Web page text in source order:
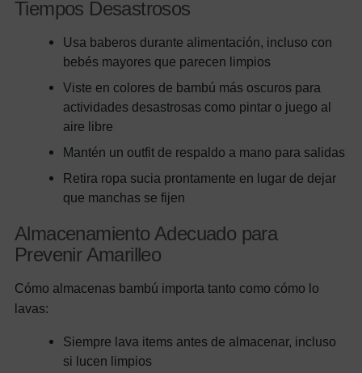
Tiempos Desastrosos
Usa baberos durante alimentación, incluso con
bebés mayores que parecen limpios
Viste en colores de bambú más oscuros para
actividades desastrosas como pintar o juego al
aire libre
Mantén un outfit de respaldo a mano para salidas
Retira ropa sucia prontamente en lugar de dejar
que manchas se fijen
Almacenamiento Adecuado para
Prevenir Amarilleo
Cómo almacenas bambú importa tanto como cómo lo
lavas:
Siempre lava items antes de almacenar, incluso
si lucen limpios